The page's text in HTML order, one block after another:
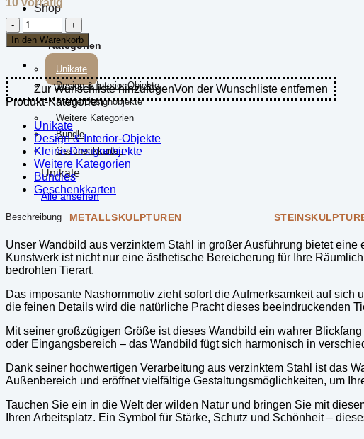
Shop
Kategorien
Unikate
Design & Interior-Objekte
Kleine Designobjekte
Weitere Kategorien
Bundle
Geschenkkarten
Unikate
Alle ansehen
METALLSKULPTUREN
10 vorrätig
Wandbild
Nashorn
-
aus
verzinktem
Stahl
(Groß)
Menge
In den Warenkorb
Zur Wunschliste hinzufügenVon der Wunschliste entfernen
Produkt-Kategorien
Unikate
Design & Interior-Objekte
Kleine Designobjekte
Weitere Kategorien
Bundles
Geschenkkarten
Beschreibung
Unser Wandbild aus verzinktem Stahl in großer Ausführung bietet
Kunstwerk ist nicht nur eine ästhetische Bereicherung für Ihre
bedrohten Tierart.
Das imposante Nashornmotiv zieht sofort die Aufmerksamkeit auf
die feinen Details wird die natürliche Pracht dieses beeindruckenden
Mit seiner großzügigen Größe ist dieses Wandbild ein wahrer
oder Eingangsbereich – das Wandbild fügt sich harmonisch in
Dank seiner hochwertigen Verarbeitung aus verzinktem Stahl ist das
Außenbereich und eröffnet vielfältige Gestaltungsmöglichkeiten, um
Tauchen Sie ein in die Welt der wilden Natur und bringen Sie mit
Ihren Arbeitsplatz. Ein Symbol für Stärke, Schutz und Schönheit –